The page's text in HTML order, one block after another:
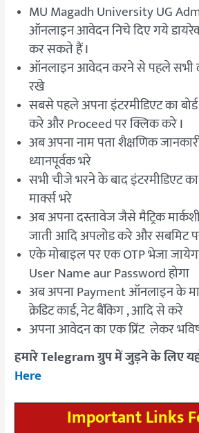
MU Magadh University UG
ऑनलाइन आवेदन निचे दिए गये
कर सकते हैं I
ऑनलाइन आवेदन करने से पहले सभी
रखे
सबसे पहले अपना इंटरमीडिएट का
करे और Proceed पर क्लिक करे I
अब अपना नाम पता शैक्षणिक
ध्यानपूर्वक भरे
सभी चीजे भरने के बाद इंटरमीडिएट
मार्क्स भरे
अब अपना दस्तावेज जैसे मैट्रिक
जाती आदि अपलोड करे और सबमिट
एके मोबाइल पर एक OTP भेजा
User Name aur Password होगा
अब अपना Payment ऑनलाइन के
क्रेडिट कार्ड, नेट बैंकिग , आदि से करे
अपना आवेदन का एक प्रिंट लेकर
हमारे Telegram ग्रुप में जुड़ने के लिए
Here
Important Links